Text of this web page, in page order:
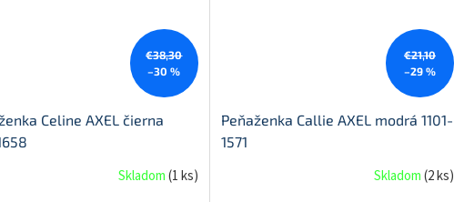
€38,30
–30 %
Celine AXEL čierna
Skladom(1 ks)
€21,10
–29 %
Peňaženka Callie AXEL modrá 1101-
1571
Skladom(2 ks)